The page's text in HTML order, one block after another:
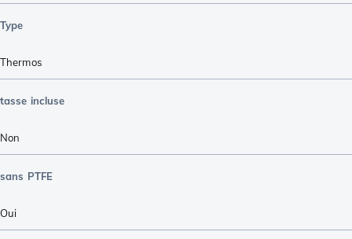
Type
Thermos
tasse incluse
Non
sans PTFE
Oui